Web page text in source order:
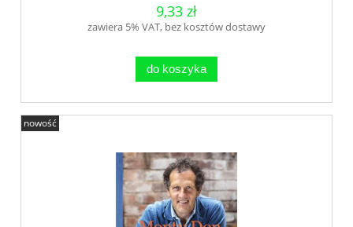
9,33 zł
zawiera 5% VAT, bez kosztów dostawy
do koszyka
nowość